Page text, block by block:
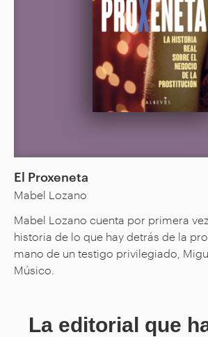
El Proxeneta
Mabel Lozano
Mabel Lozano cuenta por primera
historia de lo que hay detrás de la
mano de un testigo privilegiado,
Músico.
La editorial que